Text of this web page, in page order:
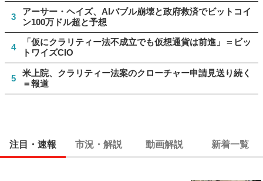
3
アーサー・ヘイズ、AIバブル崩壊と政府救済でビットコイ
ン100万ドル超と予想
4
「仮にクラリティー法不成立でも仮想通貨は前進」＝ビッ
トワイズCIO
5
米上院、クラリティー法案のクローチャー申請見送り続く
＝報道
注目・速報 市況・解説 動画解説 新着一覧